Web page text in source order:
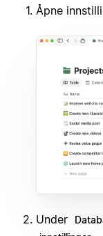
Åpne
Under